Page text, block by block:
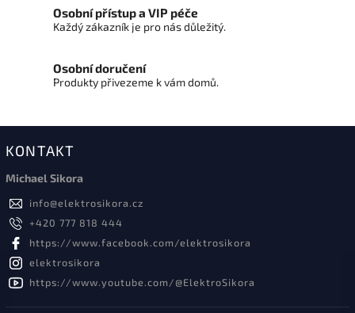
Osobní přístup a VIP péče
Každý zákazník je pro nás důležitý.
Osobní doručení
Produkty přivezeme k vám domů.
KONTAKT
Michael Sikora
info@elektrosikora.cz
+420 777 818 444
https://www.facebook.com/elektrosikora
elektrosikora
https://www.youtube.com/@ElektroSikora